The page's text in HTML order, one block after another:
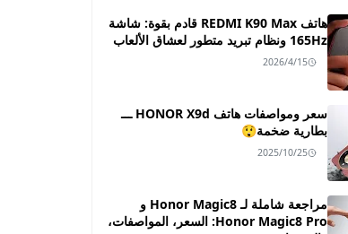
هاتف REDMI K90 Max قادم بقوة: شاشة
165Hz ونظام تبريد متطور لعشاق الألعاب
2026/4/15
سعر ومواصفات هاتف HONOR X9d ـــ
بطارية ضخمة😲
2025/10/25
مراجعة شاملة لـ Honor Magic8 و
Honor Magic8 Pro: السعر، المواصفات،